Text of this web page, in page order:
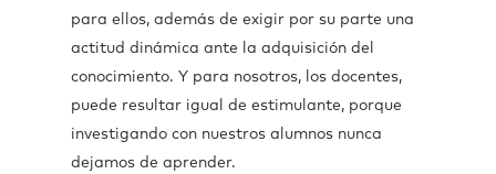
para ellos, además de exigir por su parte una
actitud dinámica ante la adquisición del
conocimiento. Y para nosotros, los docentes,
puede resultar igual de estimulante, porque
investigando con nuestros alumnos nunca
dejamos de aprender.